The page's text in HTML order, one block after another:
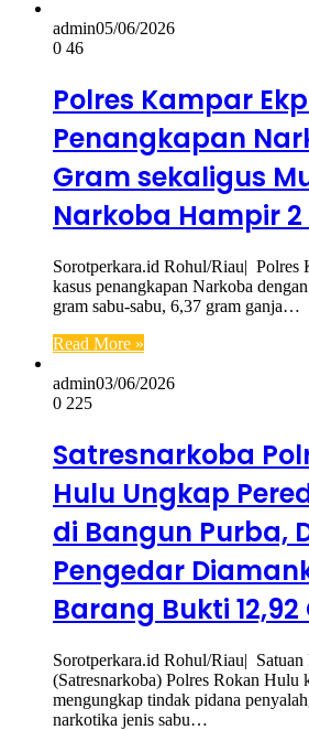
admin05/06/2026
0 46
Polres Kampar
Penangkapan
Gram sekaligus
Narkoba Hampir 2
Sorotperkara.id Rohul/Riau| Polres
kasus penangkapan Narkoba
gram sabu-sabu, 6,37 gram ganja…
Read More »
admin03/06/2026
0 225
Satresnarkoba
Hulu Ungkap
di Bangun Purba,
Pengedar
Barang Bukti
Sorotperkara.id Rohul/Riau| Satuan
(Satresnarkoba) Polres Rokan Hulu
mengungkap tindak pidana
narkotika jenis sabu…